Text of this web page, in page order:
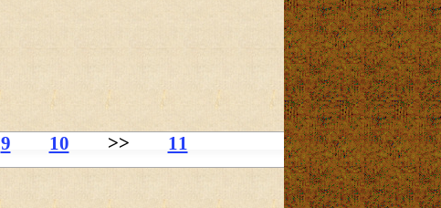
9 10 >> 11